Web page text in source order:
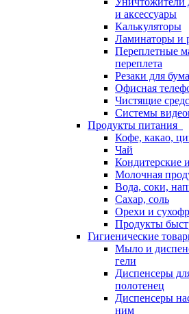
и аксессуары
Калькуляторы
Ламинаторы и
Переплетные
переплета
Резаки для
Офисная
Чистящие
Системы
Продукты питания
Кофе, какао,
Чай
Кондитерские
Молочная
Вода, соки,
Сахар, соль
Орехи и
Продукты
Гигиенические
Мыло и
гели
Диспенсеры
полотенец
Диспенсеры
ним